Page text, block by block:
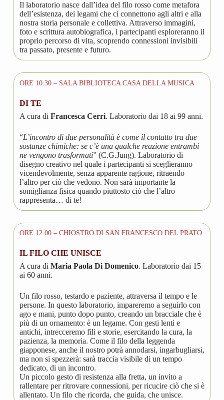
Il laboratorio nasce dall’idea del filo rosso come metafora
dell’esistenza, dei legami che ci connettono agli altri e alla
nostra storia personale e collettiva. Attraverso immagini,
foto e scrittura autobiografica, i partecipanti esploreranno il
proprio percorso di vita, scoprendo connessioni invisibili
tra passato, presente e futuro.
ORE 10:30 – SALA BIBLIOTECA CASA DELLA MUSICA
DI TE
A cura di Francesca Cerri. Laboratorio dai 18 ai 99 anni.
“L’incontro di due personalità è come il contatto tra due
sostanze chimiche: se c’è una qualche reazione entrambi
ne vengono trasformati” (C.G.Jung). Laboratorio di
disegno creativo nel quale i partecipanti si sceglieranno
vicendevolmente, senza apparente ragione, ritraendo
l’altro per ciò che vedono. Non sarà importante la
somiglianza fisica quando piuttosto ciò che l’altro
rappresenta… di te!
ORE 12:00 – CHIOSTRO DI SAN FRANCESCO DEL PRATO
IL FILO CHE UNISCE
A cura di Maria Paola Di Domenico. Laboratorio dai 15
ai 60 anni.
Un filo rosso, testardo e paziente, attraversa il tempo e le
persone. In questo laboratorio, impareremo a seguirlo con
ago e mani, punto dopo punto, creando un bracciale che è
più di un ornamento: è un legame. Con gesti lenti e
antichi, intrecceremo fili e storie, esercitando la cura, la
pazienza, la memoria. Come il filo della leggenda
giapponese, anche il nostro potrà annodarsi, ingarbugliarsi,
ma non si spezzerà: sarà traccia visibile di un tempo
dedicato, di un incontro.
Un piccolo gesto di resistenza alla fretta, un invito a
rallentare per ritrovare connessioni, per ricucire ciò che si è
allentato. Un filo che ricorda, che guida, che unisce.